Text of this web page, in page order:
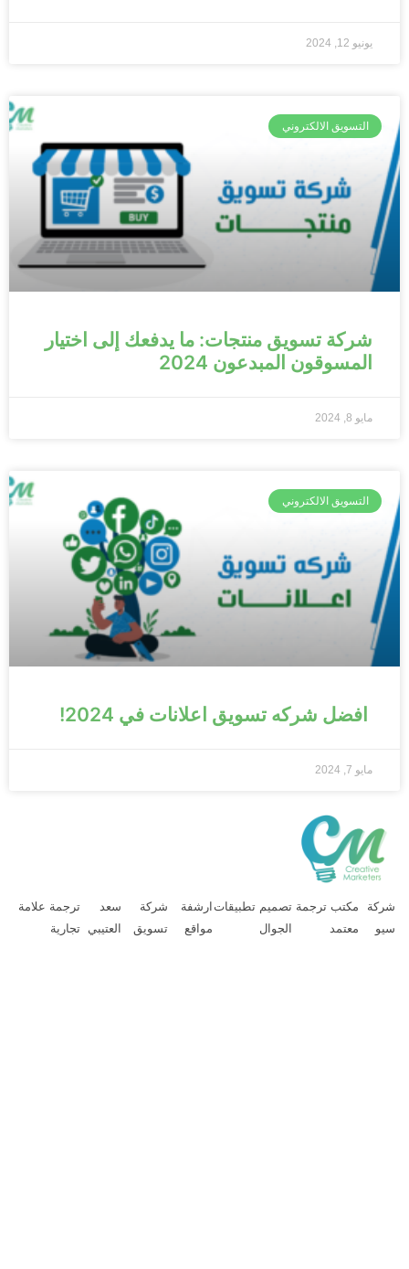
يونيو 12, 2024
التسويق الالكتروني
شركة تسويق منتجات: ما يدفعك إلى اختيار
المسوقون المبدعون 2024
مايو 8, 2024
التسويق الالكتروني
افضل شركه تسويق اعلانات في 2024!
مايو 7, 2024
مكتب ترجمة
معتمد
تصميم تطبيقات
الجوال
ارشفة
مواقع
شركة
تسويق
سعد
العتيبي
ترجمة علامة
تجارية